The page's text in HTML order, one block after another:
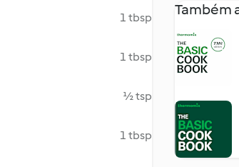
1 tbsp
1 tbsp
½ tsp
1 tbsp
Também